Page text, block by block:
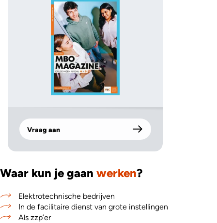
Vraag aan
Waar kun je gaan werken?
Elektrotechnische bedrijven
In de facilitaire dienst van grote instellingen
Als zzp’er